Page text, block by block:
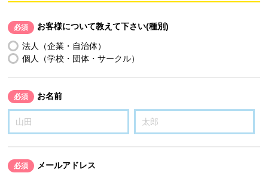
必須 お客様について教えて下さい(種別)
法人（企業・自治体）
個人（学校・団体・サークル）
必須 お名前
必須 メールアドレス